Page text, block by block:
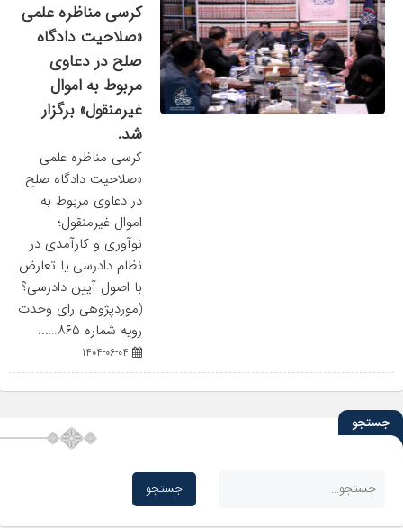
کرسی مناظره علمی
«صلاحیت دادگاه
صلح در دعاوی
مربوط به اموال
غیرمنقول» برگزار
شد.
کرسی مناظره علمی
«صلاحیت دادگاه صلح
در دعاوی مربوط به
اموال غیرمنقول؛
نوآوری و کارآمدی در
نظام دادرسی یا تعارض
با اصول آیین دادرسی؟
(موردپژوهی رای وحدت
رویه شماره ۸۶۵…...
جستجو